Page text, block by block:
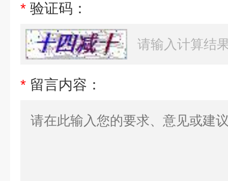
* 验证码：
* 留言内容：